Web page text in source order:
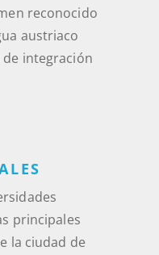
reconocido
austriaco
de integración
principales
la ciudad de